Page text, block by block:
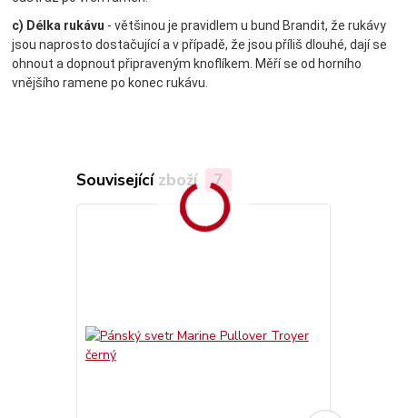
c) Délka rukávu - většinou je pravidlem u bund Brandit, že rukávy
jsou naprosto dostačující a v případě, že jsou příliš dlouhé, dají se
ohnout a dopnout připraveným knoflíkem. Měří se od horního
vnějšího ramene po konec rukávu.
Související zboží 7